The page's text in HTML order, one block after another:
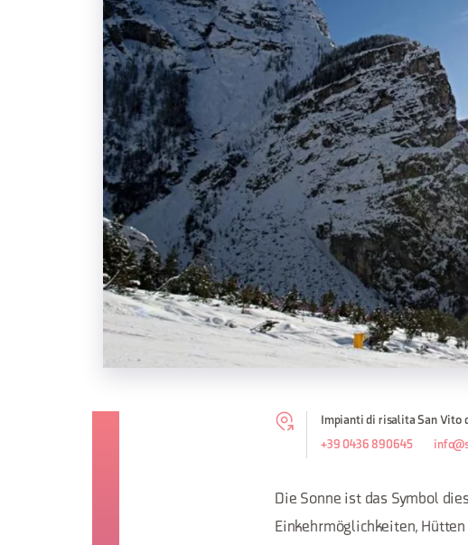
Impianti di risalita San Vito
+39 0436 890645
Die Sonne ist das Symbol
Einkehrmöglichkeiten,